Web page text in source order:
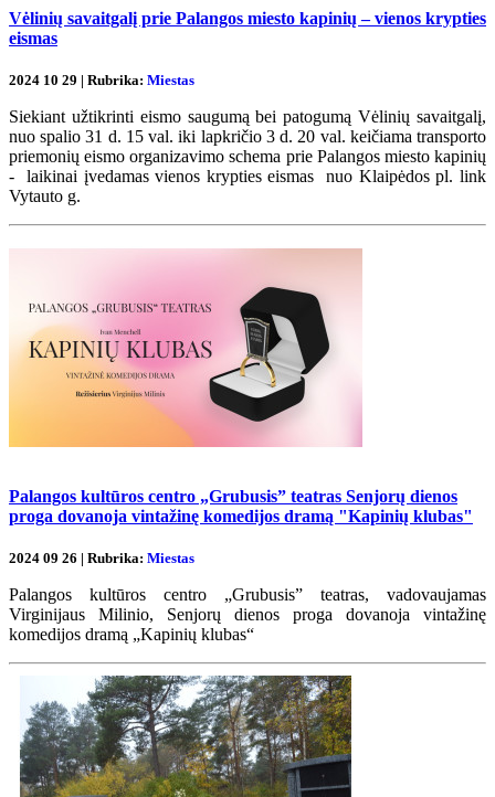
Vėlinių savaitgalį prie Palangos miesto kapinių – vienos krypties
eismas
2024 10 29 | Rubrika: Miestas
Siekiant užtikrinti eismo saugumą bei patogumą Vėlinių savaitgalį,
nuo spalio 31 d. 15 val. iki lapkričio 3 d. 20 val. keičiama transporto
priemonių eismo organizavimo schema prie Palangos miesto kapinių
- laikinai įvedamas vienos krypties eismas nuo Klaipėdos pl. link
Vytauto g.
Palangos kultūros centro „Grubusis” teatras Senjorų dienos
proga dovanoja vintažinę komedijos dramą "Kapinių klubas"
2024 09 26 | Rubrika: Miestas
Palangos kultūros centro „Grubusis” teatras, vadovaujamas
Virginijaus Milinio, Senjorų dienos proga dovanoja vintažinę
komedijos dramą „Kapinių klubas“